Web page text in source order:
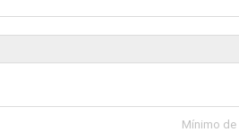
Mínimo de